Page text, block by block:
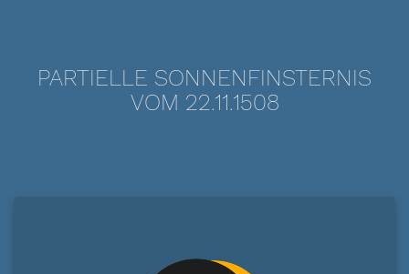
PARTIELLE SONNENFINSTERNIS
VOM 22.11.1508